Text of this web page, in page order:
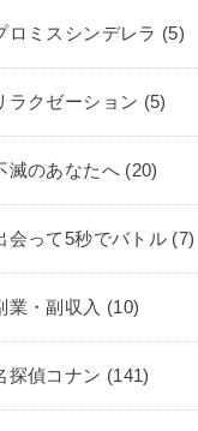
ロミスシンデレラ (5)
ラクゼーション (5)
滅のあなたへ (20)
会って5秒でバトル (7)
業・副収入 (10)
探偵コナン (141)